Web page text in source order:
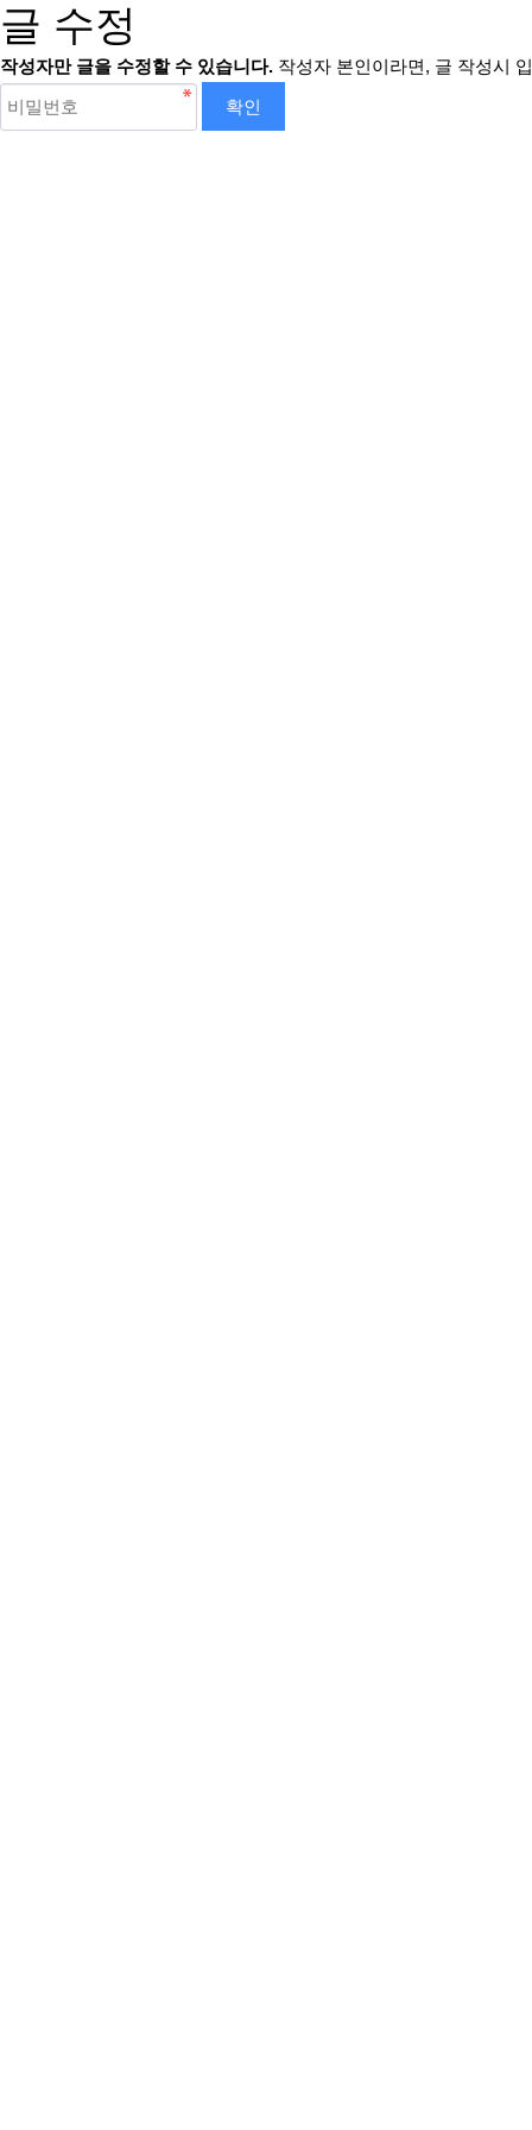
글 수정
작성자만 글을 수정할 수 있습니다. 작성자 본인이라면, 글 작성시